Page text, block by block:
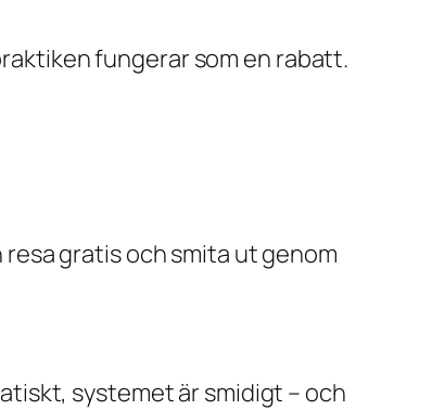
fungerar som en rabatt.
resa gratis och smita ut genom
systemet är smidigt – och